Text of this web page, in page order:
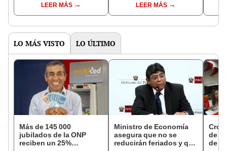
LEER MÁS
coleccionistas?
LEER MÁS
LO MÁS VISTO LO ÚLTIMO
Más de 145 000
jubilados de la ONP
reciben un 25%
Ministro de Economía
asegura que no se
reducirán feriados y que
de
de